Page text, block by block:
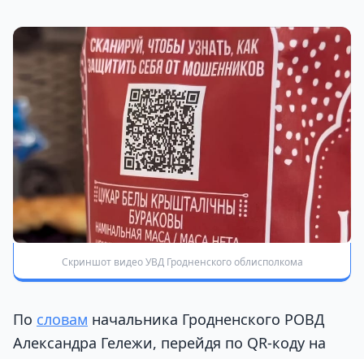
Скриншот видео УВД Гродненского облисполкома
По словам начальника Гродненского РОВД
Александра Гележи, перейдя по QR-коду на